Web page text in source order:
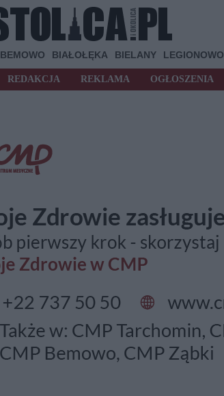
BEMOWO BIAŁOŁĘKA BIELANY LEGIONOWO
REDAKCJA REKLAMA OGŁOSZENIA